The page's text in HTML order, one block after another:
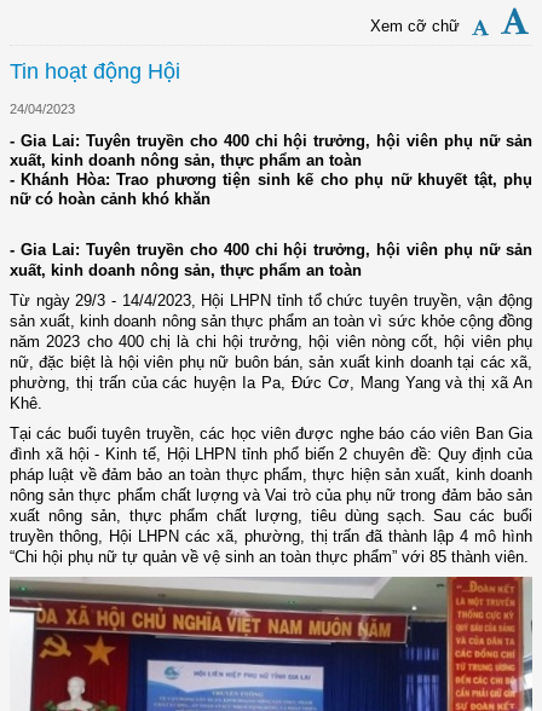
Xem cỡ chữ
Tin hoạt động Hội
24/04/2023
- Gia Lai: Tuyên truyền cho 400 chi hội trưởng, hội viên phụ nữ sản
xuất, kinh doanh nông sản, thực phẩm an toàn
- Khánh Hòa: Trao phương tiện sinh kế cho phụ nữ khuyết tật, phụ
nữ có hoàn cảnh khó khăn
- Gia Lai: Tuyên truyền cho 400 chi hội trưởng, hội viên phụ nữ sản
xuất, kinh doanh nông sản, thực phẩm an toàn
Từ ngày 29/3 - 14/4/2023, Hội LHPN tỉnh tổ chức tuyên truyền, vận động
sản xuất, kinh doanh nông sản thực phẩm an toàn vì sức khỏe cộng đồng
năm 2023 cho 400 chị là chi hội trưởng, hội viên nòng cốt, hội viên phụ
nữ, đặc biệt là hội viên phụ nữ buôn bán, sản xuất kinh doanh tại các xã,
phường, thị trấn của các huyện Ia Pa, Đức Cơ, Mang Yang và thị xã An
Khê.
Tại các buổi tuyên truyền, các học viên được nghe báo cáo viên Ban Gia
đình xã hội - Kinh tế, Hội LHPN tỉnh phổ biến 2 chuyên đề: Quy định của
pháp luật về đảm bảo an toàn thực phẩm, thực hiện sản xuất, kinh doanh
nông sản thực phẩm chất lượng và Vai trò của phụ nữ trong đảm bảo sản
xuất nông sản, thực phẩm chất lượng, tiêu dùng sạch. Sau các buổi
truyền thông, Hội LHPN các xã, phường, thị trấn đã thành lập 4 mô hình
“Chi hội phụ nữ tự quản về vệ sinh an toàn thực phẩm” với 85 thành viên.